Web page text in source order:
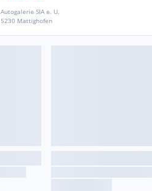
Autogalerie SIA e. U.
5230 Mattighofen